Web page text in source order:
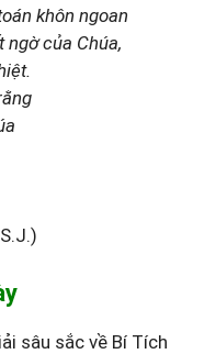
khôn ngoan
của Chúa,
sâu sắc về Bí Tích